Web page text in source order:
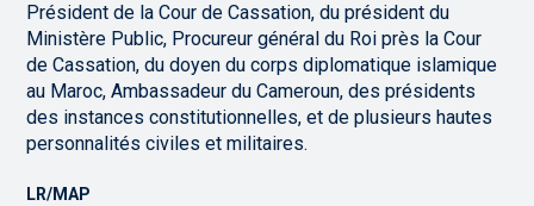
Président de la Cour de Cassation, du président du
Ministère Public, Procureur général du Roi près la Cour
de Cassation, du doyen du corps diplomatique islamique
au Maroc, Ambassadeur du Cameroun, des présidents
des instances constitutionnelles, et de plusieurs hautes
personnalités civiles et militaires.
LR/MAP